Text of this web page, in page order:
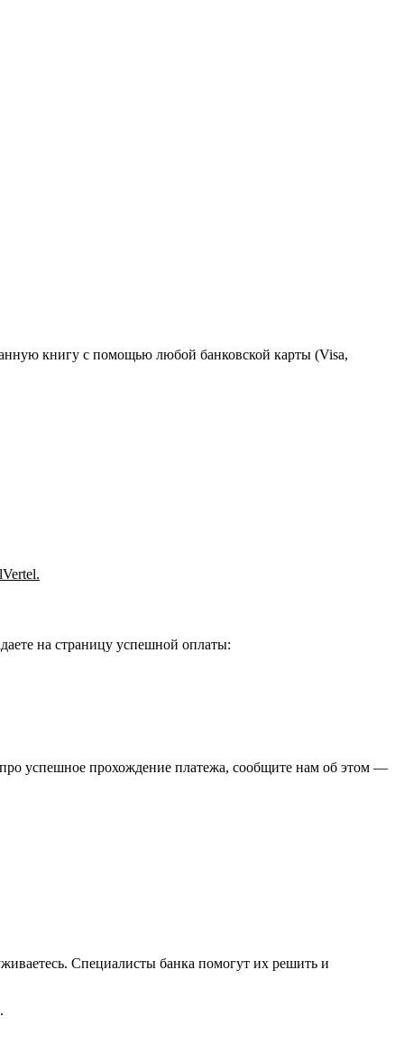
книгу с помощью любой банковской карты (Visa,
на страницу успешной оплаты:
успешное прохождение платежа, сообщите нам об этом —
Специалисты банка помогут их решить и